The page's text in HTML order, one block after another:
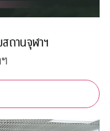
สถานจุฬาฯ